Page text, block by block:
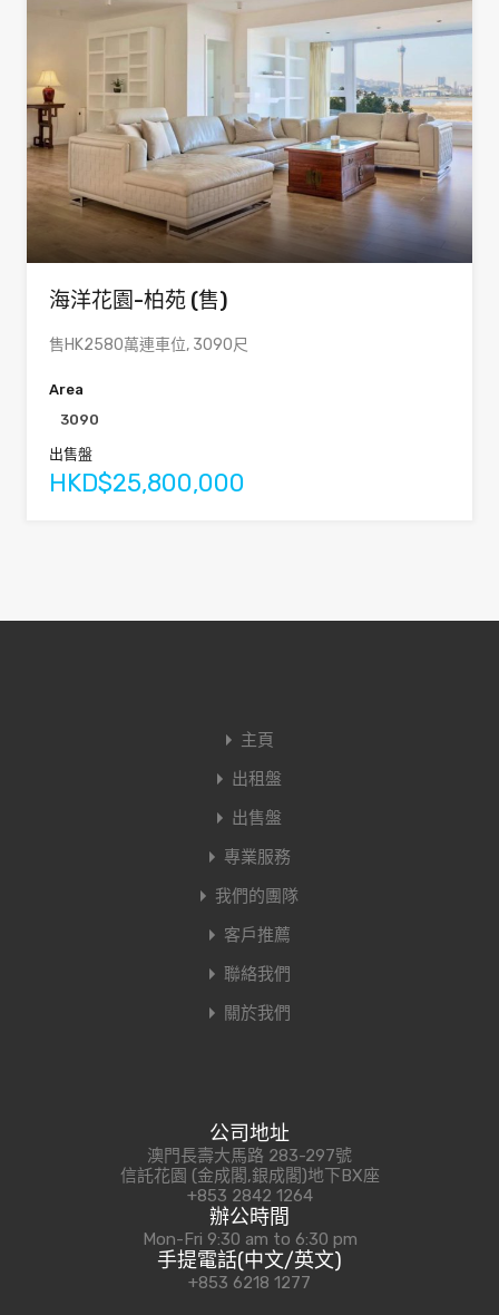
海洋花園-柏苑 (售)
售HK2580萬連車位, 3090尺
Area
3090
出售盤
HKD$25,800,000
主頁
出租盤
出售盤
專業服務
我們的團隊
客戶推薦
聯絡我們
關於我們
公司地址
澳門長壽大馬路 283-297號
信託花園 (金成閣,銀成閣)地下BX座
+853 2842 1264
辦公時間
Mon-Fri 9:30 am to 6:30 pm
手提電話(中文/英文)
+853 6218 1277